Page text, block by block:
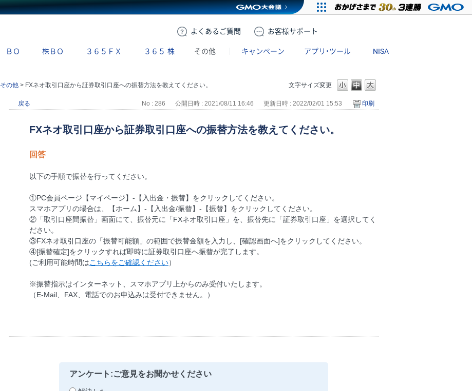
よくある ご質問 お客様サポート
ＢＯ 株ＢＯ ３６５ＦＸ ３６５ 株 その他 キャンペーン アプリ・ツール NISA
文字サイズ変更
その他 > FXネオ取引口座から証券取引口座への振替方法を教えてください。
戻る No : 286 公開日時 : 2021/08/11 16:46 更新日時 : 2022/02/01 15:53 印刷
FXネオ取引口座から証券取引口座への振替方法を教えてください。
回答
以下の手順で振替を行ってください。
①PC会員ページ【マイページ】-【入出金・振替】をクリックしてください。
スマホアプリの場合は、【ホーム】-【入出金/振替】-【振替】をクリックしてください。
②「取引口座間振替」画面にて、振替元に「FXネオ取引口座」を、振替先に「証券取引口座」を選択してく
ださい。
③FXネオ取引口座の「振替可能額」の範囲で振替金額を入力し、[確認画面へ]をクリックしてください。
④[振替確定]をクリックすれば即時に証券取引口座へ振替が完了します。
(ご利用可能時間はこちらをご確認ください）
※振替指示はインターネット、スマホアプリ上からのみ受付いたします。
（E-Mail、FAX、電話でのお申込みは受付できません。）
アンケート:ご意見をお聞かせください